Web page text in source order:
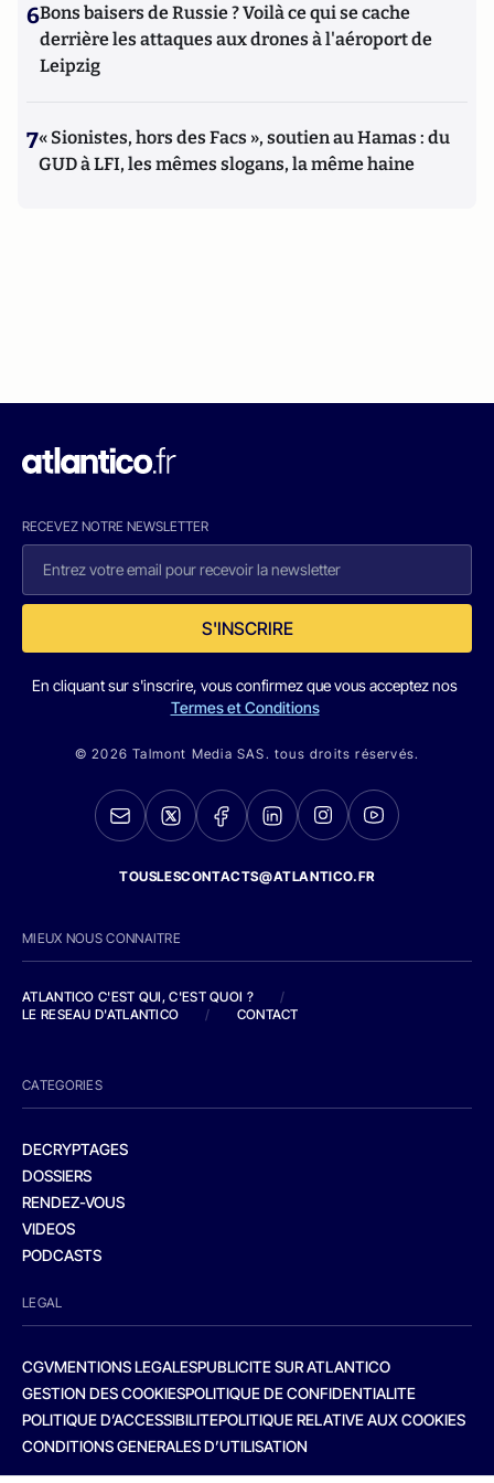
6Bons baisers de Russie ? Voilà ce qui se cache
derrière les attaques aux drones à l'aéroport de
Leipzig
7« Sionistes, hors des Facs », soutien au Hamas : du
GUD à LFI, les mêmes slogans, la même haine
RECEVEZ NOTRE NEWSLETTER
S'INSCRIRE
En cliquant sur s'inscrire, vous confirmez que vous acceptez nos
Termes et Conditions
© 2026 Talmont Media SAS. tous droits réservés.
TOUSLESCONTACTS@ATLANTICO.FR
MIEUX NOUS CONNAITRE
ATLANTICO C'EST QUI, C'EST QUOI ?
/
LE RESEAU D'ATLANTICO
/ CONTACT
CATEGORIES
DECRYPTAGES
DOSSIERS
RENDEZ-VOUS
VIDEOS
PODCASTS
LEGAL
CGVMENTIONS LEGALESPUBLICITE SUR ATLANTICO
GESTION DES COOKIESPOLITIQUE DE CONFIDENTIALITE
POLITIQUE D’ACCESSIBILITEPOLITIQUE RELATIVE AUX COOKIES
CONDITIONS GENERALES D’UTILISATION